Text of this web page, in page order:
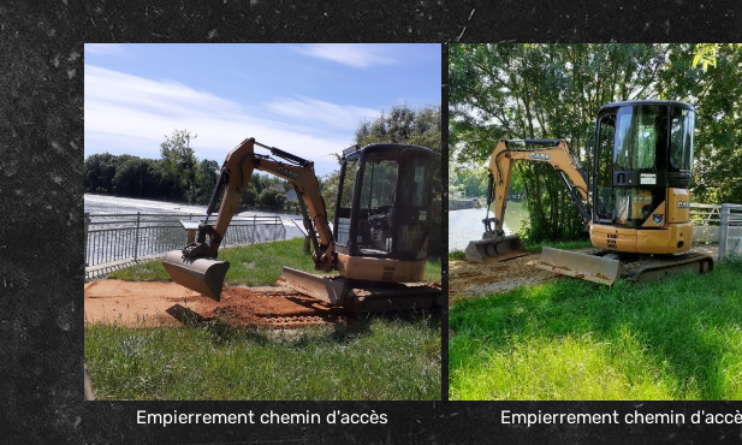
Empierrement chemin d'accès Empierrement chemin